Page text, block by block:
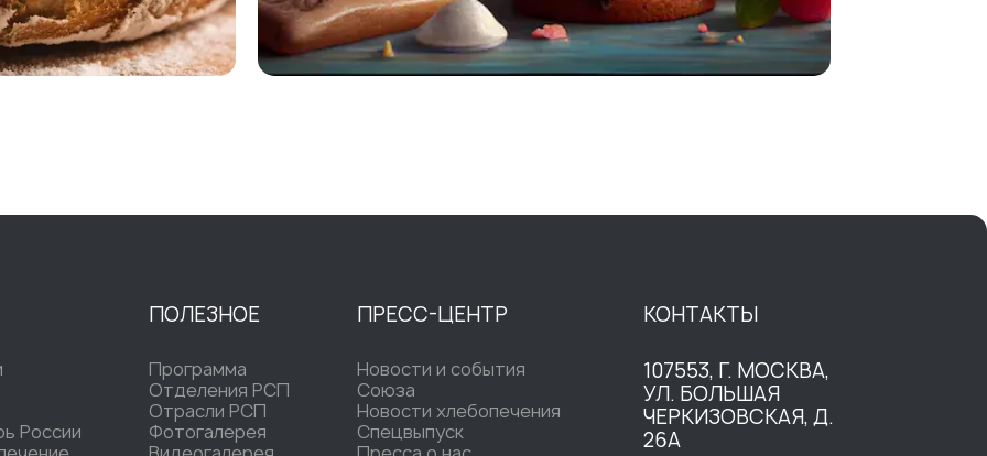
России
ПОЛЕЗНОЕ
Программа
Отделения РСП
Отрасли РСП
Фотогалерея
ПРЕСС-ЦЕНТР
Новости и события
Союза
Новости хлебопечения
Спецвыпуск
КОНТАКТЫ
107553, Г. МОСКВА,
УЛ. БОЛЬШАЯ
ЧЕРКИЗОВСКАЯ, Д.
26А